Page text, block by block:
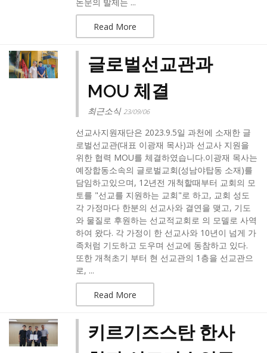
Read More
글로벌선교관과
MOU 체결
최근소식 23/09/06
선교사지원재단은 2023.9.5일 과천에 소재한 글
로벌선교관(대표 이광재 목사)과 선교사 지원을
위한 협력 MOU를 체결하였습니다.​이광재 목사는
예장합동소속의 글로벌교회(성남야탑동 소재)를
담임하고있으며, 12년전 개척할때부터 교회의 모
토를 "선교를 지원하는 교회"로 하고, 교회 성도
각 가정마다 한분의 선교사와 결연을 맺고, 기도
와 물질로 후원하는 선교적교회로 의 모델로 사역
하여 왔다. 각 가정이 한 선교사와 10년이 넘게 가
족처럼 기도하고 도우며 선교에 동참하고 있다.
또한 개척초기 부터 현 선교관의 1층을 선교관으
로, ...
Read More
키르기즈스탄 한사